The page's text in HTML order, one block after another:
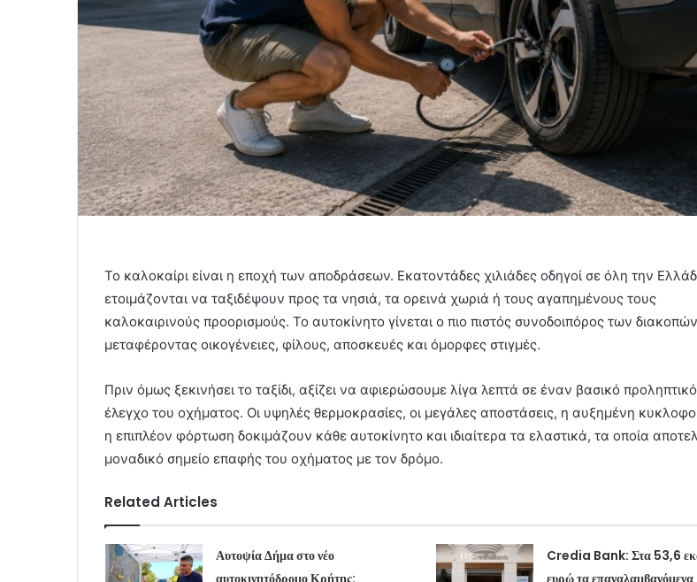
Το καλοκαίρι είναι η εποχή των αποδράσεων. Εκατοντάδες χιλιάδες οδηγοί σε όλη την
ετοιμάζονται να ταξιδέψουν προς τα νησιά, τα ορεινά χωριά ή τους αγαπημένους τους
καλοκαιρινούς προορισμούς. Το αυτοκίνητο γίνεται ο πιο πιστός συνοδοιπόρος των
μεταφέροντας οικογένειες, φίλους, αποσκευές και όμορφες στιγμές.
Πριν όμως ξεκινήσει το ταξίδι, αξίζει να αφιερώσουμε λίγα λεπτά σε έναν βασικό προληπτικό
έλεγχο του οχήματος. Οι υψηλές θερμοκρασίες, οι μεγάλες αποστάσεις, η αυξημένη
η επιπλέον φόρτωση δοκιμάζουν κάθε αυτοκίνητο και ιδιαίτερα τα ελαστικά, τα οποία
μοναδικό σημείο επαφής του οχήματος με τον δρόμο.
Related Articles
Αυτοψία Δήμα στο νέο
Credia Bank: Στα 53,6